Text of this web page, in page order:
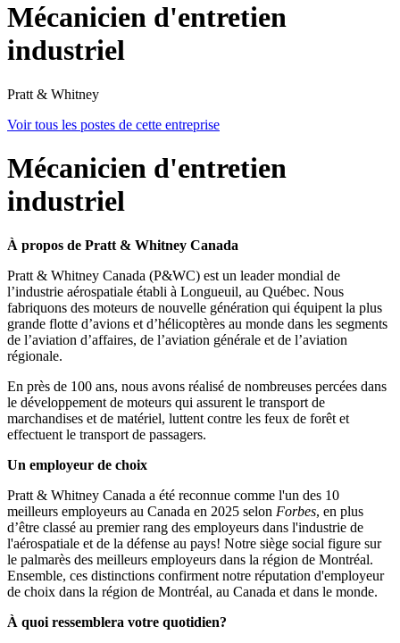
Mécanicien d'entretien
industriel
Pratt & Whitney
Voir tous les postes de cette entreprise
Mécanicien d'entretien
industriel
À propos de Pratt & Whitney Canada
Pratt & Whitney Canada (P&WC) est un leader mondial de
l’industrie aérospatiale établi à Longueuil, au Québec. Nous
fabriquons des moteurs de nouvelle génération qui équipent la plus
grande flotte d’avions et d’hélicoptères au monde dans les segments
de l’aviation d’affaires, de l’aviation générale et de l’aviation
régionale.
En près de 100 ans, nous avons réalisé de nombreuses percées dans
le développement de moteurs qui assurent le transport de
marchandises et de matériel, luttent contre les feux de forêt et
effectuent le transport de passagers.
Un employeur de choix
Pratt & Whitney Canada a été reconnue comme l'un des 10
meilleurs employeurs au Canada en 2025 selon Forbes, en plus
d’être classé au premier rang des employeurs dans l'industrie de
l'aérospatiale et de la défense au pays! Notre siège social figure sur
le palmarès des meilleurs employeurs dans la région de Montréal.
Ensemble, ces distinctions confirment notre réputation d'employeur
de choix dans la région de Montréal, au Canada et dans le monde.
À quoi ressemblera votre quotidien?